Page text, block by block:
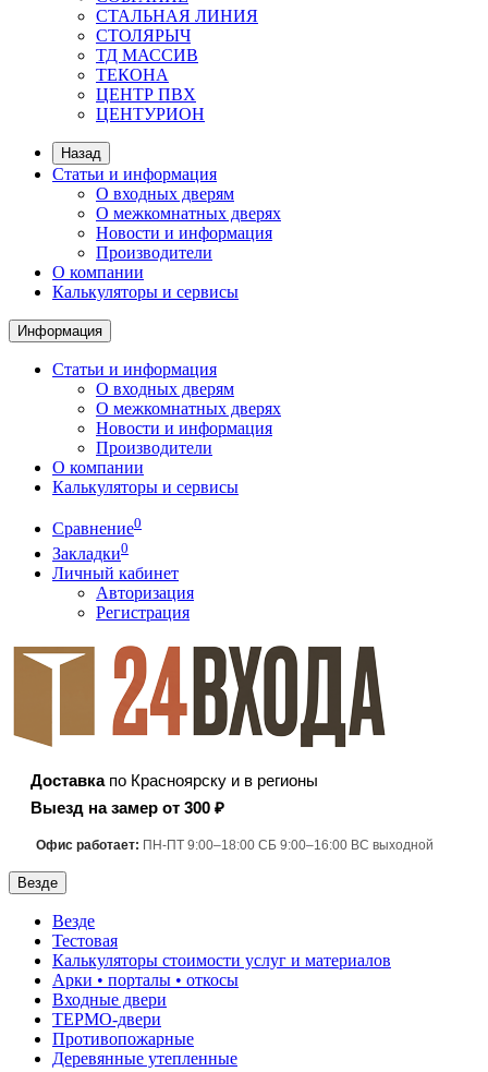
СТАЛЬНАЯ ЛИНИЯ
СТОЛЯРЫЧ
ТД МАССИВ
ТЕКОНА
ЦЕНТР ПВХ
ЦЕНТУРИОН
Назад
Статьи и информация
О входных дверям
О межкомнатных дверях
Новости и информация
Производители
О компании
Калькуляторы и сервисы
Информация
Статьи и информация
О входных дверям
О межкомнатных дверях
Новости и информация
Производители
О компании
Калькуляторы и сервисы
Сравнение0
Закладки0
Личный кабинет
Авторизация
Регистрация
Доставкапо Красноярску и в регионы
Выезд на замер от 300 ₽
Офис работает: ПН-ПТ 9:00–18:00 СБ 9:00–16:00 ВС выходной
Везде
Везде
Тестовая
Калькуляторы стоимости услуг и материалов
Арки • порталы • откосы
Входные двери
ТЕРМО-двери
Противопожарные
Деревянные утепленные